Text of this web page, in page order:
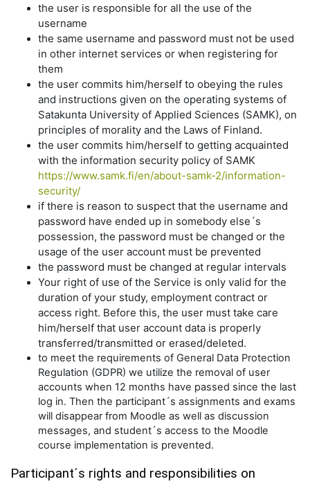
the user is responsible for all the use of the
username
the same username and password must not be used
in other internet services or when registering for
them
the user commits him/herself to obeying the rules
and instructions given on the operating systems of
Satakunta University of Applied Sciences (SAMK), on
principles of morality and the Laws of Finland.
the user commits him/herself to getting acquainted
with the information security policy of SAMK
https://www.samk.fi/en/about-samk-2/information-
security/
if there is reason to suspect that the username and
password have ended up in somebody else´s
possession, the password must be changed or the
usage of the user account must be prevented
the password must be changed at regular intervals
Your right of use of the Service is only valid for the
duration of your study, employment contract or
access right. Before this, the user must take care
him/herself that user account data is properly
transferred/transmitted or erased/deleted.
to meet the requirements of General Data Protection
Regulation (GDPR) we utilize the removal of user
accounts when 12 months have passed since the last
log in. Then the participant´s assignments and exams
will disappear from Moodle as well as discussion
messages, and student´s access to the Moodle
course implementation is prevented.
Participant´s rights and responsibilities on